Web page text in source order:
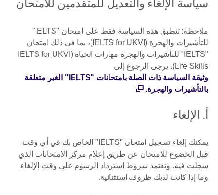
سياسة الإلغاء والتعديل للمتقدمين للامتحان
ملاحظة: تنطبق هذه السياسة فقط على امتحان "IELTS"
للتأشيرات والهجرة (IELTS for UKVI)، بما في ذلك امتحان
"IELTS" للتأشيرات والهجرة مهارات الحياة (IELTS for UKVI
Life Skills). يرجى الرجوع إلى
وثيقة السياسة ذات الصلة بامتحانات "IELTS" الغير متعلقة
بالتأشيرات والهجرة.
أ. الإلغاء
يمكنك إلغاء تسجيل امتحان "IELTS" الخاص بك في أي وقت
قبل الخضوع للامتحان عن طريق إعلام مركز الامتحانات الذي
سجلت فيه. وتعتمد شروط استرداد الرسوم على وقت الإلغاء
وما إذا كانت لديك ظروف استثنائية.